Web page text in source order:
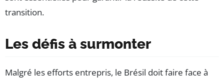
transition.
Les défis à surmonter
Malgré les efforts entrepris, le Brésil doit faire face à